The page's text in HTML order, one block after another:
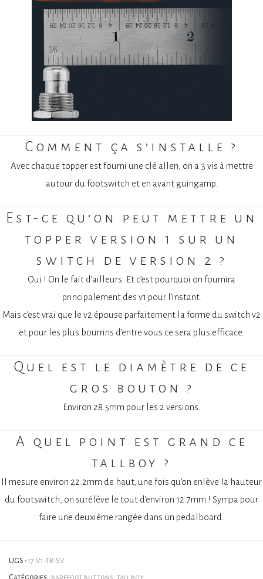
Comment ça s’installe ?
Avec chaque topper est fourni une clé allen, on a 3 vis à mettre
autour du footswitch et en avant guingamp.
Est-ce qu’on peut mettre un
topper version 1 sur un
switch de version 2 ?
Oui ! On le fait d’ailleurs. Et c’est pourquoi on fournira
principalement des v1 pour l’instant.
Mais c’est vrai que le v2 épouse parfaitement la forme du switch v2
et pour les plus bourrins d’entre vous ce sera plus efficace.
Quel est le diamètre de ce
gros bouton ?
Environ 28.5mm pour les 2 versions.
A quel point est grand ce
tallboy ?
Il mesure environ 22.2mm de haut, une fois qu’on enlève la hauteur
du footswitch, on surélève le tout d’environ 12.7mm ! Sympa pour
faire une deuxième rangée dans un pedalboard.
UGS : 17-V1-TB-SV
Catégories : barefoot buttons, tall boy